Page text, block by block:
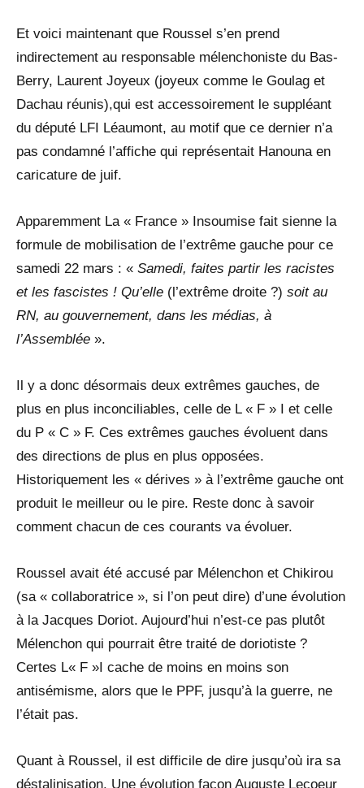
Et voici maintenant que Roussel s’en prend
indirectement au responsable mélenchoniste du Bas-
Berry, Laurent Joyeux (joyeux comme le Goulag et
Dachau réunis),qui est accessoirement le suppléant
du député LFI Léaumont, au motif que ce dernier n’a
pas condamné l’affiche qui représentait Hanouna en
caricature de juif.
Apparemment La « France » Insoumise fait sienne la
formule de mobilisation de l’extrême gauche pour ce
samedi 22 mars : « Samedi, faites partir les racistes
et les fascistes ! Qu’elle (l’extrême droite ?) soit au
RN, au gouvernement, dans les médias, à
l’Assemblée ».
Il y a donc désormais deux extrêmes gauches, de
plus en plus inconciliables, celle de L « F » I et celle
du P « C » F. Ces extrêmes gauches évoluent dans
des directions de plus en plus opposées.
Historiquement les « dérives » à l’extrême gauche ont
produit le meilleur ou le pire. Reste donc à savoir
comment chacun de ces courants va évoluer.
Roussel avait été accusé par Mélenchon et Chikirou
(sa « collaboratrice », si l’on peut dire) d’une évolution
à la Jacques Doriot. Aujourd’hui n’est-ce pas plutôt
Mélenchon qui pourrait être traité de doriotiste ?
Certes L« F »I cache de moins en moins son
antisémisme, alors que le PPF, jusqu’à la guerre, ne
l’était pas.
Quant à Roussel, il est difficile de dire jusqu’où ira sa
déstalinisation. Une évolution façon Auguste Lecoeur